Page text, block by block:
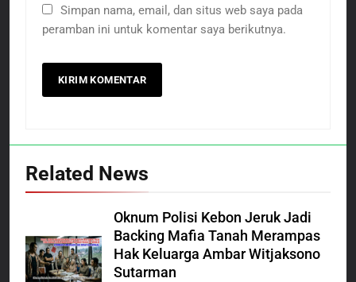
Simpan nama, email, dan situs web saya pada
peramban ini untuk komentar saya berikutnya.
Related News
Oknum Polisi Kebon Jeruk Jadi
Backing Mafia Tanah Merampas
Hak Keluarga Ambar Witjaksono
Sutarman